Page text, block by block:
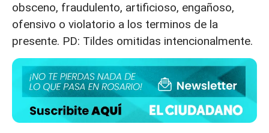
obsceno, fraudulento, artificioso, engañoso,
ofensivo o violatorio a los terminos de la
presente. PD: Tildes omitidas intencionalmente.